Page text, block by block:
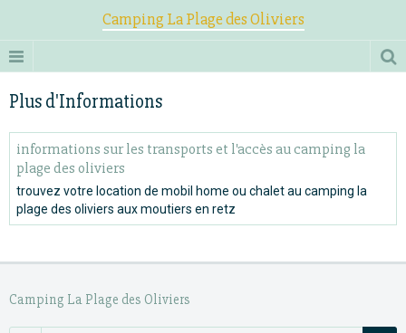
Camping La Plage des Oliviers
Plus d'Informations
informations sur les transports et l'accès au camping la
plage des oliviers
trouvez votre location de mobil home ou chalet au camping la
plage des oliviers aux moutiers en retz
Camping La Plage des Oliviers